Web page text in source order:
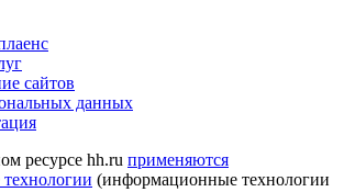
сайтов
данных
ресурсе hh.ru применяются
(информационные технологии